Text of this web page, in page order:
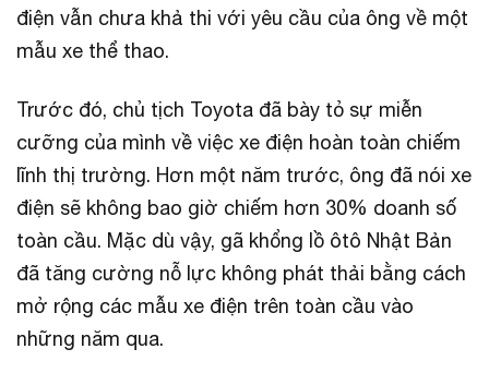
điện vẫn chưa khả thi với yêu cầu của ông về một
mẫu xe thể thao.
Trước đó, chủ tịch Toyota đã bày tỏ sự miễn
cưỡng của mình về việc xe điện hoàn toàn chiếm
lĩnh thị trường. Hơn một năm trước, ông đã nói xe
điện sẽ không bao giờ chiếm hơn 30% doanh số
toàn cầu. Mặc dù vậy, gã khổng lồ ôtô Nhật Bản
đã tăng cường nỗ lực không phát thải bằng cách
mở rộng các mẫu xe điện trên toàn cầu vào
những năm qua.